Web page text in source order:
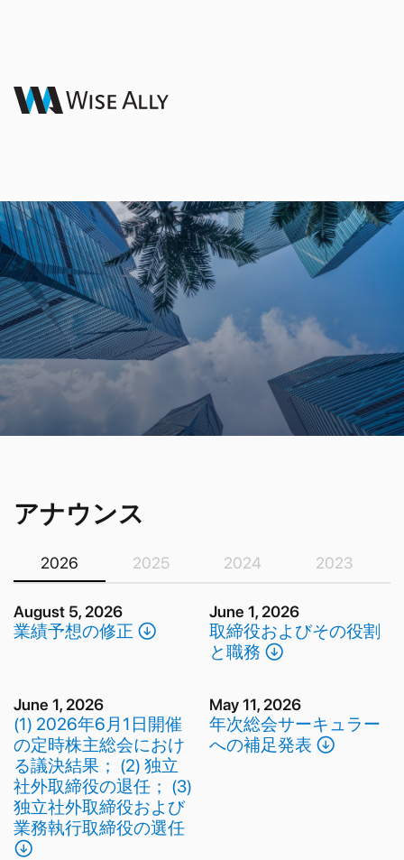
アナウンス
2026 2025 2024 2023
August 5, 2026
業績予想の修正 􀁸
June 1, 2026
取締役およびその役割
と職務 􀁸
June 1, 2026
(1) 2026年6月1日開催
の定時株主総会におけ
る議決結果； (2) 独立
社外取締役の退任； (3)
独立社外取締役および
業務執行取締役の選任
􀁸
May 11, 2026
年次総会サーキュラー
への補足発表 􀁸